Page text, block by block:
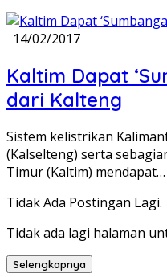
14/02/2017
Kaltim Dapat
dari Kalteng
Sistem kelistrikan
(Kalselteng) serta
Timur (Kaltim) mendapat…
Tidak Ada Postingan Lagi.
Tidak ada lagi halaman
Selengkapnya